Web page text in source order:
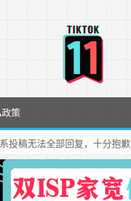
策
投稿无法全部回复，十分抱歉